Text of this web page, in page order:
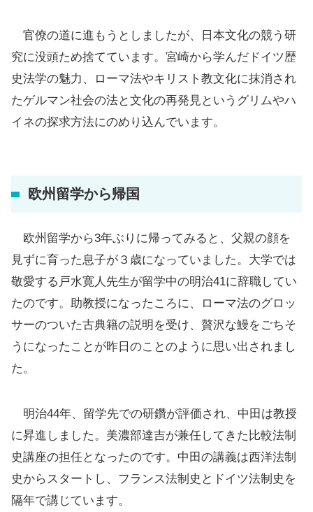
官僚の道に進もうとしましたが、日本文化の競う研
究に没頭ため捨てています。宮崎から学んだドイツ歴
史法学の魅力、ローマ法やキリスト教文化に抹消され
たゲルマン社会の法と文化の再発見というグリムやハ
イネの探求方法にのめり込んでいます。
欧州留学から帰国
欧州留学から3年ぶりに帰ってみると、父親の顔を
見ずに育った息子が３歳になっていました。大学では
敬愛する戸水寛人先生が留学中の明治41に辞職してい
たのです。助教授になったころに、ローマ法のグロッ
サーのついた古典籍の説明を受け、贅沢な鰻をごちそ
うになったことが昨日のことのように思い出されまし
た。
明治44年、留学先での研鑽が評価され、中田は教授
に昇進しました。美濃部達吉が兼任してきた比較法制
史講座の担任となったのです。中田の講義は西洋法制
史からスタートし、フランス法制史とドイツ法制史を
隔年で講じています。